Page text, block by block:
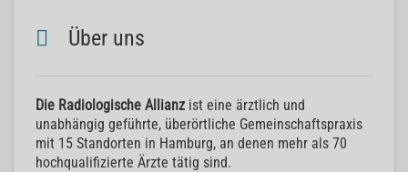
Über uns
Die Radiologische Allianz ist eine ärztlich und
unabhängig geführte, überörtliche Gemeinschaftspraxis
mit 15 Standorten in Hamburg, an denen mehr als 70
hochqualifizierte Ärzte tätig sind.